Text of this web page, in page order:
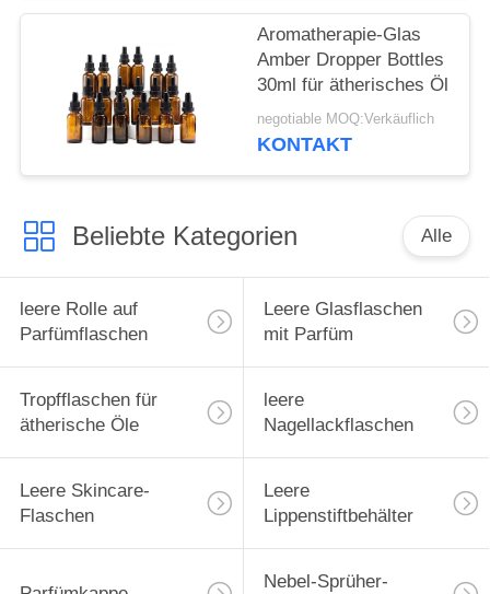
Aromatherapie-Glas
Amber Dropper Bottles
30ml für ätherisches Öl
negotiable MOQ:Verkäuflich
KONTAKT
Beliebte Kategorien Alle
leere Rolle auf
Parfümflaschen
Leere Glasflaschen
mit Parfüm
Tropfflaschen für
ätherische Öle
leere
Nagellackflaschen
Leere Skincare-
Flaschen
Leere
Lippenstiftbehälter
Nebel-Sprüher-